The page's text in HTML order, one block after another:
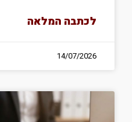
לכתבה המלאה
14/07/2026